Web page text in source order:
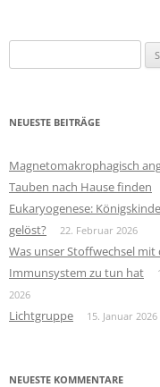
nach:
NEUESTE BEITRÄGE
Magnetomakrophagisch
Tauben nach Hause finden
Eukaryogenese:
gelöst?
22. Februar 2026
Was unser Stoffwechsel mit
Immunsystem zu tun hat
2026
Lichtgruppe 15. Januar 2026
NEUESTE KOMMENTARE